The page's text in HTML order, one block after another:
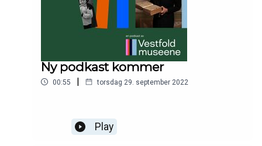
Ny podkast kommer
00:55 | torsdag 29. september 2022
Play